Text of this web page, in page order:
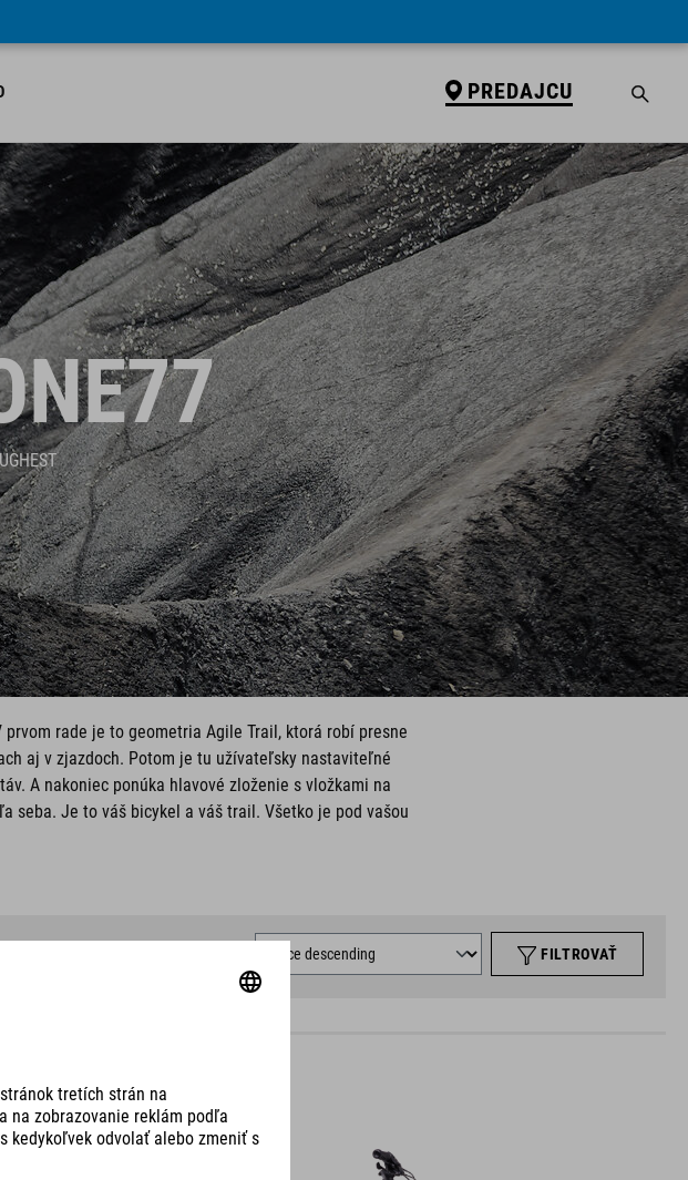
PREDAJCU
rade je to geometria Agile Trail, ktorá robí presne
aj v zjazdoch. Potom je tu užívateľsky nastaviteľné
A nakoniec ponúka hlavové zloženie s vložkami na
seba. Je to váš bicykel a váš trail. Všetko je pod vašou
FILTROVAŤ